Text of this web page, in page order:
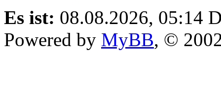
Es ist: 08.08.2026, 05:14
Powered by MyBB, ©